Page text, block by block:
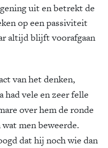
uit en betrekt de
op een passiviteit
altijd blijft voorafgaan
van het denken,
had vele en zeer felle
over hem de ronde
men beweerde.
dat hij noch wie dan